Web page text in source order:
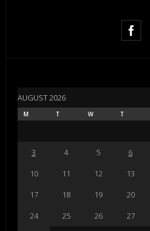
AUGUST 2026
M T W T
3
4 5 6
10
11 12 13
17
18 19 20
24
25 26 27